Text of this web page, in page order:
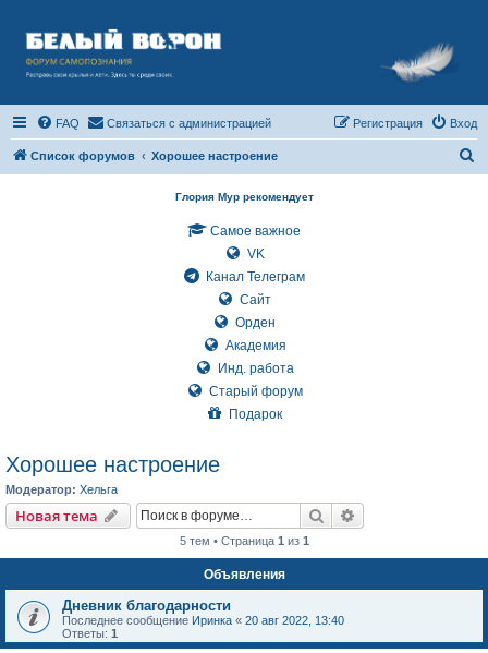
FAQ Связаться с администрацией Вход
Регистрация
Список форумов Хорошее настроение
Глория Мур рекомендует
Самое важное
VK
Канал Телеграм
Сайт
Орден
Академия
Инд. работа
Старый форум
Подарок
Хорошее настроение
Модератор: Хельга
Новая тема Поиск
5 тем • Страница 1 из 1
Объявления
Дневник благодарности
Последнее сообщение Иринка « 20 авг 2022, 13:40
Ответы: 1